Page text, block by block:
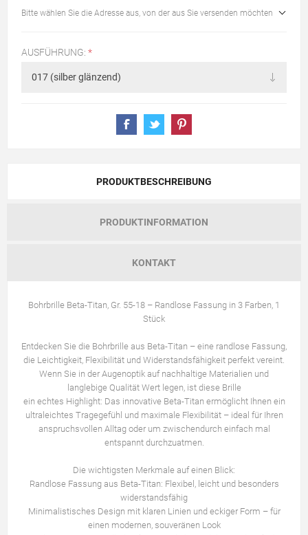
Bitte wählen Sie die Adresse aus, von der aus Sie versenden möchten
AUSFÜHRUNG: *
PRODUKTBESCHREIBUNG
PRODUKTINFORMATION
KONTAKT
Bohrbrille Beta-Titan, Gr. 55-18 – Randlose Fassung in 3 Farben, 1
Stück
Entdecken Sie die Bohrbrille aus Beta-Titan – eine randlose Fassung,
die Leichtigkeit, Flexibilität und Widerstandsfähigkeit perfekt vereint.
Wenn Sie in der Augenoptik auf nachhaltige Materialien und
langlebige Qualität Wert legen, ist diese Brille
ein echtes Highlight: Das innovative Beta-Titan ermöglicht Ihnen ein
ultraleichtes Tragegefühl und maximale Flexibilität – ideal für Ihren
anspruchsvollen Alltag oder um zwischendurch einfach mal
entspannt durchzuatmen.
Die wichtigsten Merkmale auf einen Blick:
Randlose Fassung aus Beta-Titan: Flexibel, leicht und besonders
widerstandsfähig
Minimalistisches Design mit klaren Linien und eckiger Form – für
einen modernen, souveränen Look